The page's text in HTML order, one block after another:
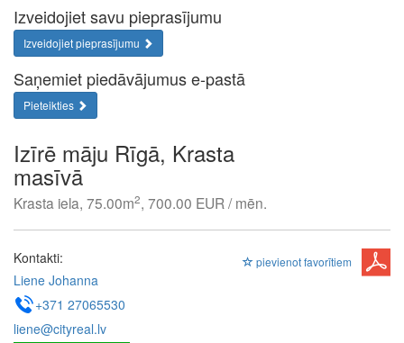
Izveidojiet savu pieprasījumu
Izveidojiet pieprasījumu
Saņemiet piedāvājumus e-pastā
Pieteikties
Izīrē māju Rīgā, Krasta
masīvā
Krasta iela, 75.00m2, 700.00 EUR / mēn.
pievienot favorītiem
Kontakti:
Liene Johanna
+371 27065530
liene@cityreal.lv